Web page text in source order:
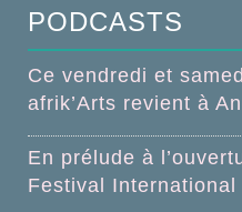
PODCASTS
Ce vendredi et
afrik’Arts revient à
En prélude à
Festival